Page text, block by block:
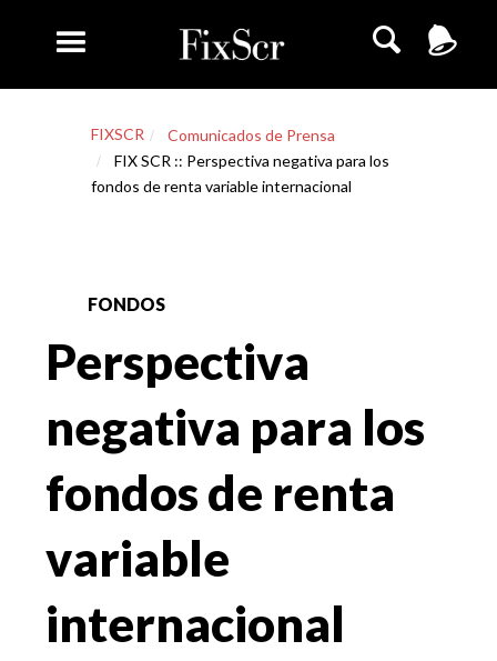
FIXSCR
Comunicados de Prensa
FIX SCR :: Perspectiva negativa para los
fondos de renta variable internacional
FONDOS
Perspectiva
negativa para los
fondos de renta
variable
internacional